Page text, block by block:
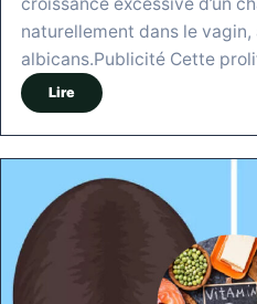
naturellement dans le
albicans.Publicité Cette
Lire